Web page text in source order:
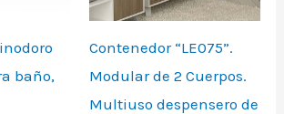
baño,
Contenedor “LE075”.
Modular de 2 Cuerpos.
Multiuso despensero de